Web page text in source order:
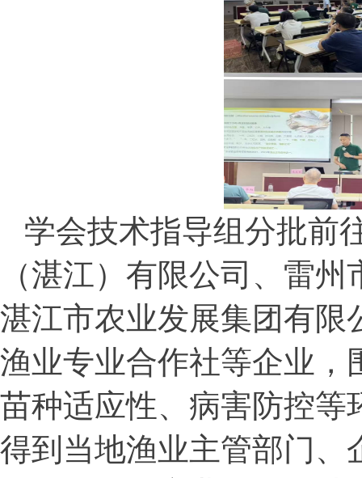
学会技术指导组分批前
（湛江）有限公司、雷
湛江市农业发展集团有限
渔业专业合作社等企业，
苗种适应性、病害防控等
得到当地渔业主管部门、